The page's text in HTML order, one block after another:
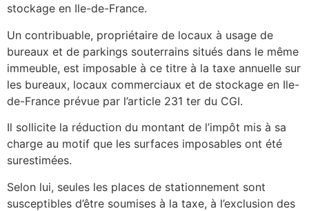
stockage en Ile-de-France.
Un contribuable, propriétaire de locaux à usage de
bureaux et de parkings souterrains situés dans le même
immeuble, est imposable à ce titre à la taxe annuelle sur
les bureaux, locaux commerciaux et de stockage en Ile-
de-France prévue par l’article 231 ter du CGI.
Il sollicite la réduction du montant de l’impôt mis à sa
charge au motif que les surfaces imposables ont été
surestimées.
Selon lui, seules les places de stationnement sont
susceptibles d’être soumises à la taxe, à l’exclusion des